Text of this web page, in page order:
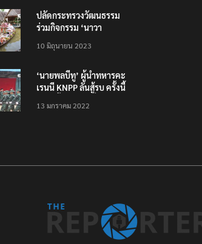
ปลัดกระทรวงวัฒนธรรม
ร่วมกิจกรรม ‘นาวา
ตักบาตรทางน้ำ
10 มิถุนายน 2023
‘นายพลบีทู’ ผู้นำทหารคะ
เรนนี KNPP ลั่นสู้รบ ครั้งนี้
ประชาชนต้องชนะ
13 มกราคม 2022